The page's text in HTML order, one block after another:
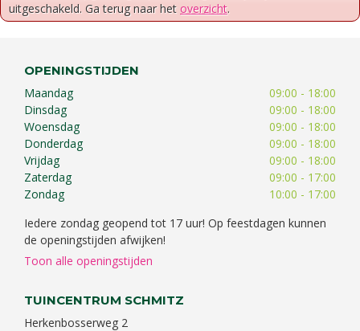
uitgeschakeld. Ga terug naar het overzicht.
OPENINGSTIJDEN
Maandag
09:00 - 18:00
Dinsdag
09:00 - 18:00
Woensdag
09:00 - 18:00
Donderdag
09:00 - 18:00
Vrijdag
09:00 - 18:00
Zaterdag
09:00 - 17:00
Zondag
10:00 - 17:00
Iedere zondag geopend tot 17 uur! Op feestdagen kunnen
de openingstijden afwijken!
Toon alle openingstijden
TUINCENTRUM SCHMITZ
Herkenbosserweg 2